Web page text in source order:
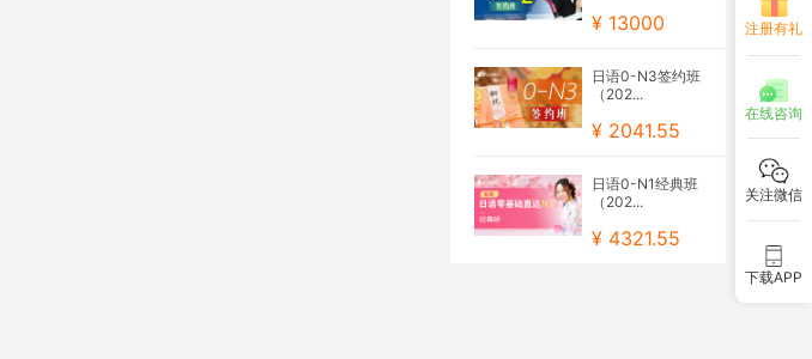
¥ 13000
日语0-N3签约班
（202...
¥ 2041.55
日语0-N1经典班
（202...
¥ 4321.55
注册有礼
在线咨询
关注微信
下载APP